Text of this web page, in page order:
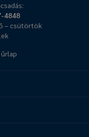
4848
– csütörtök